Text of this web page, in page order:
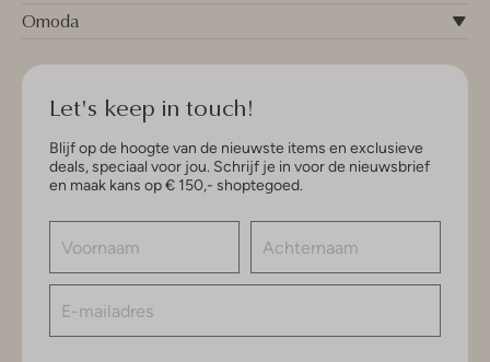
Omoda
Let's keep in touch!
Blijf op de hoogte van de nieuwste items en exclusieve
deals, speciaal voor jou. Schrijf je in voor de nieuwsbrief
en maak kans op € 150,- shoptegoed.